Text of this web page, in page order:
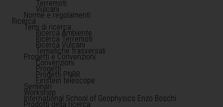
Terremoti
Vulcani
Norme e regolamenti
Ricerca
Temi di ricerca
Ricerca Ambiente
Ricerca Terremoti
Ricerca Vulcani
Tematiche trasversali
Progetti e Convenzioni
Convenzioni
Progetti
Progetti PNRR
Einstein telescope
Seminari
Workshop
International School of Geophysics Enzo Boschi
Prodotti della ricerca